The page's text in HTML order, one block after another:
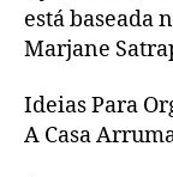
está baseada
Marjane
Ideias Para
A Casa